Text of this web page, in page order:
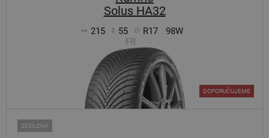
Solus HA32
215 55 R17
98W
FR
ZESÍLENÁ
DOPORUČUJEME